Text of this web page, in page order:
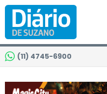
(11) 4745-6900